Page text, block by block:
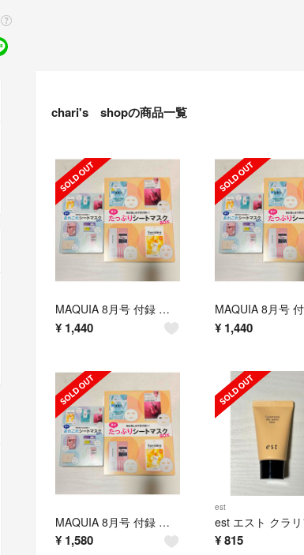
chari's shopの商品一覧
MAQUIA 8月号 付録 シートマスク8種類17枚セット 通常版 特別版
¥ 1,440 ¥ 1,440
MAQUIA 8月号 付録 シートマスク8種類17枚セット 通常版 特別版
¥ 1,580
est
¥815